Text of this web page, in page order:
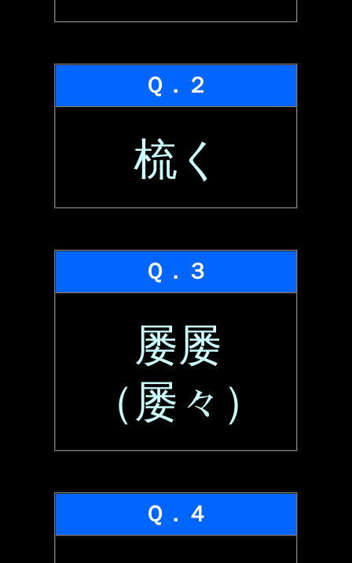
Ｑ．２
梳く
Ｑ．３
屡屡
（屡々）
Ｑ．４